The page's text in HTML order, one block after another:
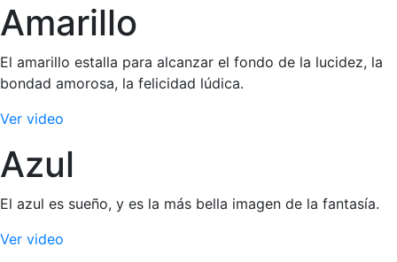
Amarillo
El amarillo estalla para alcanzar el fondo de la lucidez, la
bondad amorosa, la felicidad lúdica.
Ver video
Azul
El azul es sueño, y es la más bella imagen de la fantasía.
Ver video